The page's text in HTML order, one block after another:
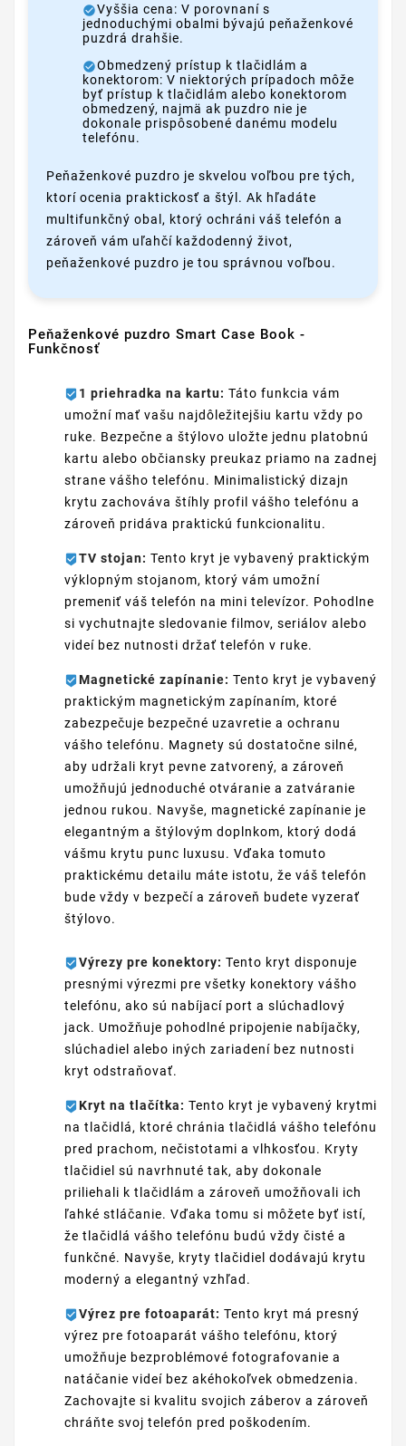
Vyššia cena: V porovnaní s
jednoduchými obalmi bývajú peňaženkové
puzdrá drahšie.
Obmedzený prístup k tlačidlám a
konektorom: V niektorých prípadoch môže
byť prístup k tlačidlám alebo konektorom
obmedzený, najmä ak puzdro nie je
dokonale prispôsobené danému modelu
telefónu.
Peňaženkové puzdro je skvelou voľbou pre tých,
ktorí ocenia praktickosť a štýl. Ak hľadáte
multifunkčný obal, ktorý ochráni váš telefón a
zároveň vám uľahčí každodenný život,
peňaženkové puzdro je tou správnou voľbou.
Peňaženkové puzdro Smart Case Book -
Funkčnosť
1 priehradka na kartu: Táto funkcia vám
umožní mať vašu najdôležitejšiu kartu vždy po
ruke. Bezpečne a štýlovo uložte jednu platobnú
kartu alebo občiansky preukaz priamo na zadnej
strane vášho telefónu. Minimalistický dizajn
krytu zachováva štíhly profil vášho telefónu a
zároveň pridáva praktickú funkcionalitu.
TV stojan: Tento kryt je vybavený praktickým
výklopným stojanom, ktorý vám umožní
premeniť váš telefón na mini televízor. Pohodlne
si vychutnajte sledovanie filmov, seriálov alebo
videí bez nutnosti držať telefón v ruke.
Magnetické zapínanie: Tento kryt je vybavený
praktickým magnetickým zapínaním, ktoré
zabezpečuje bezpečné uzavretie a ochranu
vášho telefónu. Magnety sú dostatočne silné,
aby udržali kryt pevne zatvorený, a zároveň
umožňujú jednoduché otváranie a zatváranie
jednou rukou. Navyše, magnetické zapínanie je
elegantným a štýlovým doplnkom, ktorý dodá
vášmu krytu punc luxusu. Vďaka tomuto
praktickému detailu máte istotu, že váš telefón
bude vždy v bezpečí a zároveň budete vyzerať
štýlovo.
Výrezy pre konektory: Tento kryt disponuje
presnými výrezmi pre všetky konektory vášho
telefónu, ako sú nabíjací port a slúchadlový
jack. Umožňuje pohodlné pripojenie nabíjačky,
slúchadiel alebo iných zariadení bez nutnosti
kryt odstraňovať.
Kryt na tlačítka: Tento kryt je vybavený krytmi
na tlačidlá, ktoré chránia tlačidlá vášho telefónu
pred prachom, nečistotami a vlhkosťou. Kryty
tlačidiel sú navrhnuté tak, aby dokonale
priliehali k tlačidlám a zároveň umožňovali ich
ľahké stláčanie. Vďaka tomu si môžete byť istí,
že tlačidlá vášho telefónu budú vždy čisté a
funkčné. Navyše, kryty tlačidiel dodávajú krytu
moderný a elegantný vzhľad.
Výrez pre fotoaparát: Tento kryt má presný
výrez pre fotoaparát vášho telefónu, ktorý
umožňuje bezproblémové fotografovanie a
natáčanie videí bez akéhokoľvek obmedzenia.
Zachovajte si kvalitu svojich záberov a zároveň
chráňte svoj telefón pred poškodením.